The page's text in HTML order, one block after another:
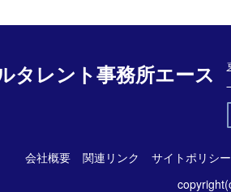
タレント事務所エース
会社概要 関連リンク サイトポリシー